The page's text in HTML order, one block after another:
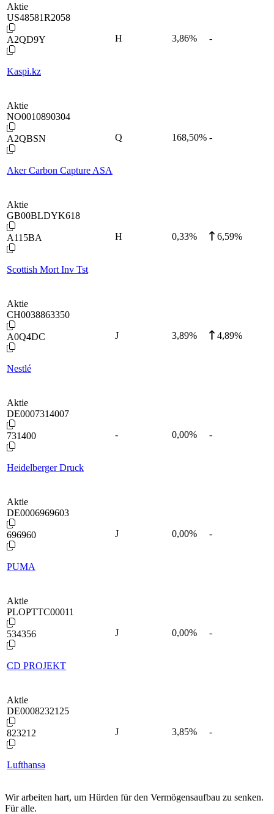
Aktie
US48581R2058
A2QD9Y
Kaspi.kz
H 3,86% -
Aktie
NO0010890304
A2QBSN
Aker Carbon Capture ASA
Q 168,50% -
Aktie
GB00BLDYK618
A115BA
Scottish Mort Inv Tst
H 0,33% 6,59%
Aktie
CH0038863350
A0Q4DC
Nestlé
J 3,89% 4,89%
Aktie
DE0007314007
731400
Heidelberger Druck
- 0,00% -
Aktie
DE0006969603
696960
PUMA
J 0,00% -
Aktie
PLOPTTC00011
534356
CD PROJEKT
J 0,00% -
Aktie
DE0008232125
823212
Lufthansa
J 3,85% -
Wir arbeiten hart, um Hürden für den Vermögensaufbau zu senken.
Für alle.